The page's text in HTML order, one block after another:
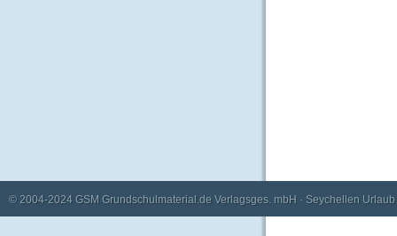
© 2004-2024 GSM Grundschulmaterial.de Verlagsges. mbH · Seychellen Urlaub